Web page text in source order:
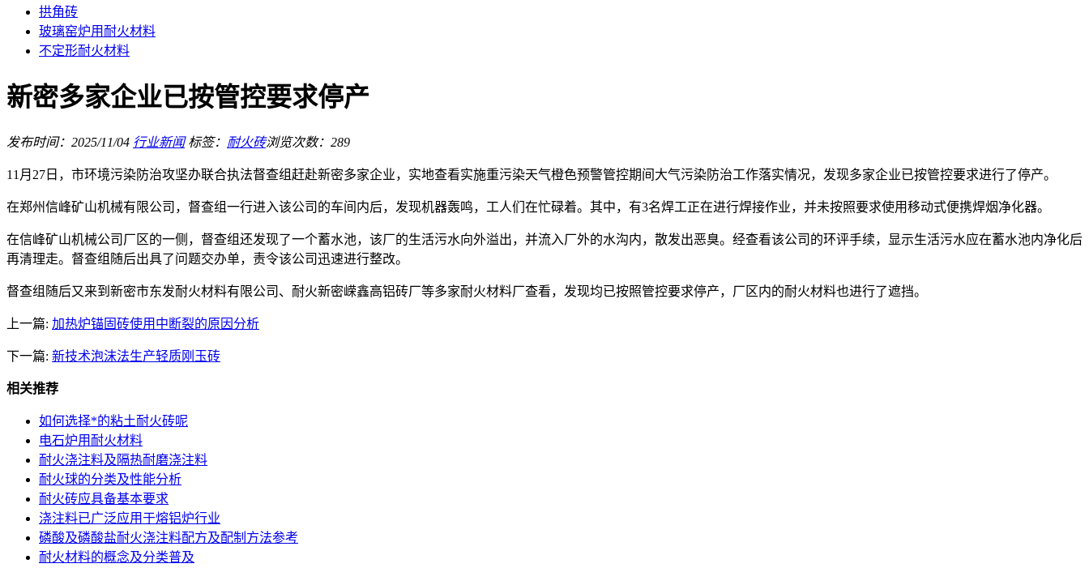
拱角砖
玻璃窑炉用耐火材料
不定形耐火材料
新密多家企业已按管控要求停产
发布时间：2025/11/04 行业新闻 标签： 耐火砖浏览次数：289
11月27日，市环境污染防治攻坚办联合执法督查组赶赴新密多家企业，实地查看实施重污染天气橙色预警管控期间大气污染防治工作落实情况，发现多家企业已按管控要求进行了停产。
在郑州信峰矿山机械有限公司，督查组一行进入该公司的车间内后，发现机器轰鸣，工人们在忙碌着。其中，有3名焊工正在进行焊接作业，并未按照要求使用移动式便携焊烟净化器。
在信峰矿山机械公司厂区的一侧，督查组还发现了一个蓄水池，该厂的生活污水向外溢出，并流入厂外的水沟内，散发出恶臭。经查看该公司的环评手续，显示生活污水应在蓄水池内净化后
再清理走。督查组随后出具了问题交办单，责令该公司迅速进行整改。
督查组随后又来到新密市东发耐火材料有限公司、耐火新密嵘鑫高铝砖厂等多家耐火材料厂查看，发现均已按照管控要求停产，厂区内的耐火材料也进行了遮挡。
上一篇: 加热炉锚固砖使用中断裂的原因分析
下一篇: 新技术泡沫法生产轻质刚玉砖
相关推荐
如何选择*的粘土耐火砖呢
电石炉用耐火材料
耐火浇注料及隔热耐磨浇注料
耐火球的分类及性能分析
耐火砖应具备基本要求
浇注料已广泛应用于熔铝炉行业
磷酸及磷酸盐耐火浇注料配方及配制方法参考
耐火材料的概念及分类普及